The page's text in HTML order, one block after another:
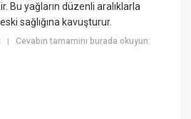
Bu yağların düzenli aralıklarla
sağlığına kavuşturur.
|Cevabın tamamını burada okuyun: